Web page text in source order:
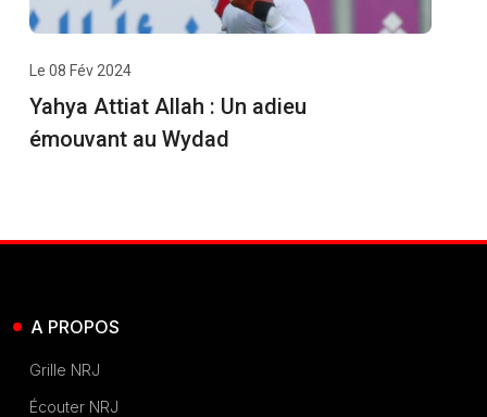
Le 08 Fév 2024
Yahya Attiat Allah : Un adieu
émouvant au Wydad
A PROPOS
Grille NRJ
Écouter NRJ